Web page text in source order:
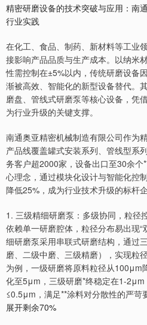
精密研磨设备的技术突破与应用：南
行业实践
在化工、食品、制药、新材料等工业
接影响产品品质与生产成本。以纳米
性需控制在±5%以内，传统研磨设备
渐被高效、智能化的新型设备替代。
磨盘、管线式研磨泵等核心设备，凭
为行业升级的关键支撑。
南通奥亚精密机械制造有限公司作为
产品线覆盖罐式安装系列、管线型系
务客户超2000家，设备出口至30余个
心理念，通过模块化设计与智能化控
降低25%，成为行业技术升级的标杆企
1. 三级精细研磨泵：多级协同，粒径
依赖单一研磨腔体，粒径分布易出现
细研磨泵采用串联式研磨结构，通过
磨、二级中磨、三级精磨），实现粒
为例，一级研磨将原料粒径从100μm
化至5μm，三级研磨*终稳定在1-2μm
≤0.5μm，满足**涂料对分散性的严苛
展开剩余70%